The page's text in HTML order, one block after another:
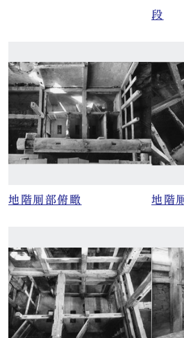
段
地階厠部俯瞰 地階